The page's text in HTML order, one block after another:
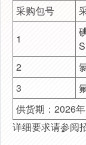
采购包号
1
2
3
供货期：2026
详细要求请参阅